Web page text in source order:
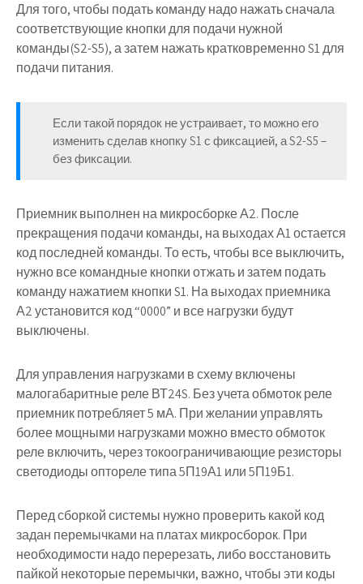
Для того, чтобы подать команду надо нажать сначала
соответствующие кнопки для подачи нужной
команды(S2-S5), а затем нажать кратковременно S1 для
подачи питания.
Если такой порядок не устраивает, то можно его
изменить сделав кнопку S1 с фиксацией, а S2-S5 –
без фиксации.
Приемниквыполнен на микросборке А2. После
прекращения подачи команды, на выходах А1 остается
код последней команды. То есть, чтобы все выключить,
нужно все командные кнопки отжать и затем подать
команду нажатием кнопки S1. На выходах приемника
А2 установится код “0000” и все нагрузки будут
выключены.
Для управления нагрузками в схему включены
малогабаритные реле ВТ24S. Без учета обмоток реле
приемник потребляет 5 мА. При желании управлять
более мощными нагрузками можно вместо обмоток
реле включить, через токоограничивающие резисторы
светодиоды оптореле типа 5П19А1 или 5П19Б1.
Перед сборкой системы нужно проверить какой код
задан перемычками на платах микросборок. При
необходимости надо перерезать, либо восстановить
пайкой некоторые перемычки, важно, чтобы эти коды